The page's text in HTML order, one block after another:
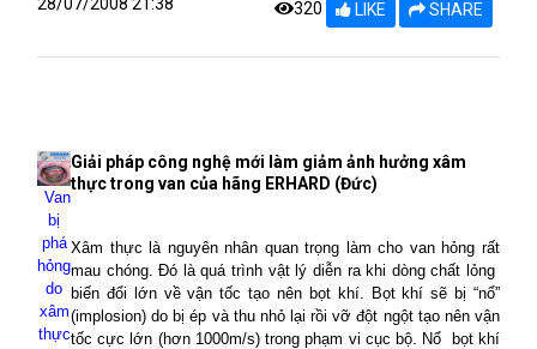
320 LIKE SHARE
Van
bị
phá
hỏng
do
xâm
thực
Giải pháp công nghệ mới làm giảm ảnh hưởng xâm
thực trong van của hãng ERHARD (Đức)
Xâm thực là nguyên nhân quan trọng làm cho van hỏng rất
mau chóng. Đó là quá trình vật lý diễn ra khi dòng chất lỏng
biến đổi lớn về vận tốc tạo nên bọt khí. Bọt khí sẽ bị “nổ”
(implosion) do bị ép và thu nhỏ lại rồi vỡ đột ngột tạo nên vận
tốc cực lớn (hơn 1000m/s) trong phạm vi cục bộ. Nổ
bọt khí